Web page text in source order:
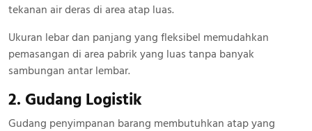
tekanan air deras di area atap luas.
Ukuran lebar dan panjang yang fleksibel memudahkan
pemasangan di area pabrik yang luas tanpa banyak
sambungan antar lembar.
2. Gudang Logistik
Gudang penyimpanan barang membutuhkan atap yang